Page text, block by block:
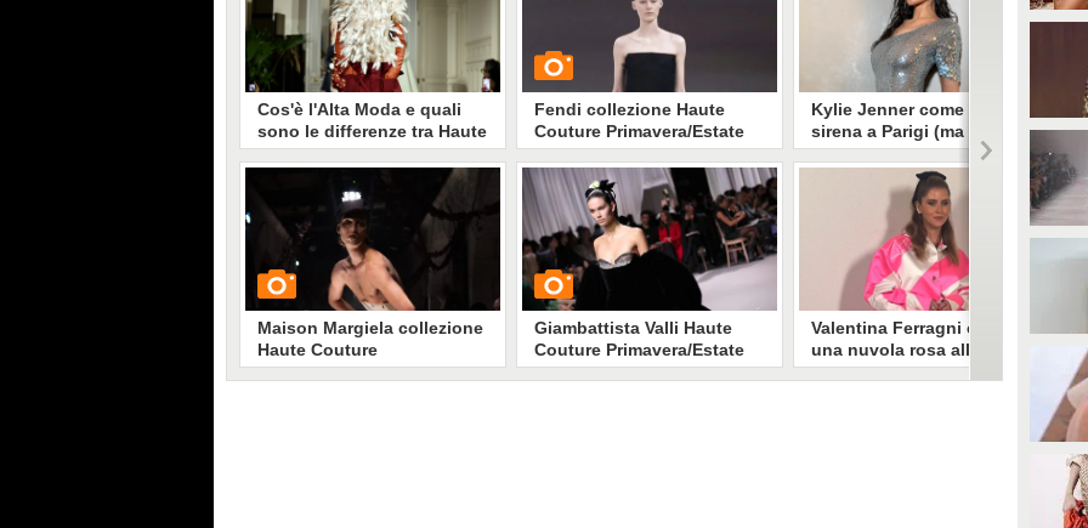
Cos'è l'Alta Moda e quali
sono le differenze tra Haute
Couture e prêt-à-porter
Spesso i due concetti vengono
confusi, ma la Fashion Week
dedicata all'Alta Moda non ha
nulla a che vedere con quella
tradizionale. L'Haute Couture è un
esercizio creativo degli stilisti
destinato a un mercato ristretto
che oscilla tra i 2 e i 4mila clienti.
Maison Margiela collezione
Haute Couture
Primavera/Estate 2024
Fendi collezione Haute
Couture Primavera/Estate
2024
GUARDA
1782 • di Stile e trend
Giambattista Valli Haute
Couture Primavera/Estate
2024
Kylie Jenner come una
sirena a Parigi (ma con
l'hair look ha "imitato" Kim
Kylie Jenner è tra le grandi
protagoniste della Paris Fashion
Week dedicata all'Haute Couture.
Nelle ultime ore ha partecipato
alla sfilata di Maison Margiela,
approfittandone per trasformarsi
in una sirena in carne e ossa.
Valentina Ferragni come
una nuvola rosa alle sfilate
di Parigi, svela il retroscena
mancare alla Paris Fashion Week.